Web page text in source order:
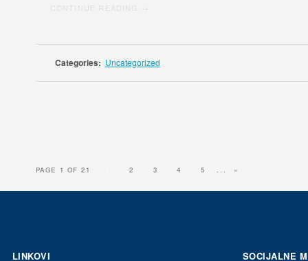
Categories: Uncategorized
PAGE 1 OF 21 2 3 4 5 ... »
LINKOVI SOCIJALNE